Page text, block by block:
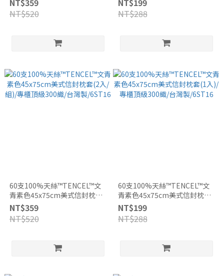
製/6ST17
NT$359
NT$520
製/6ST17
NT$199
NT$288
60支100%天絲™TENCEL™文
青素色45x75cm美式信封枕套
(2入/組)/專櫃頂級300織/台灣
製/6ST16
NT$359
NT$520
60支100%天絲™TENCEL™文
青素色45x75cm美式信封枕套
(1入)/專櫃頂級300織/台灣
製/6ST16
NT$199
NT$288